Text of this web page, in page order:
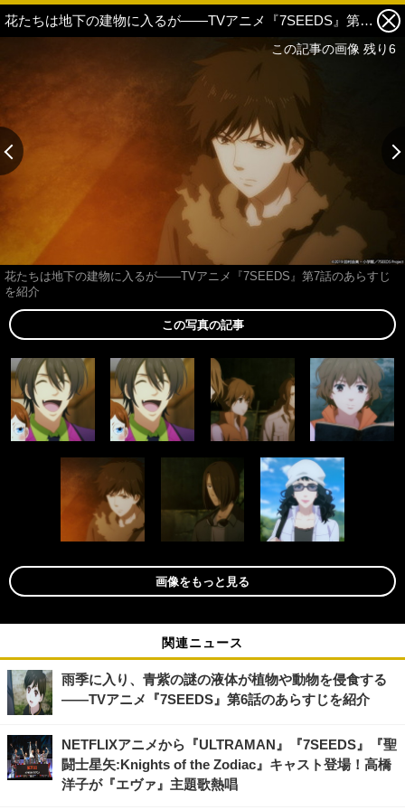
花たちは地下の建物に入るが――TVアニメ『7SEEDS』第7話のあらすじを紹介 5枚目の写真・画像
花たちは地下の建物に入るが――TVアニメ『7SEEDS』第7話のあらすじ
を紹介
この写真の記事
画像をもっと見る
関連ニュース
雨季に入り、青紫の謎の液体が植物や動物を侵食する
――TVアニメ『7SEEDS』第6話のあらすじを紹介
NETFLIXアニメから『ULTRAMAN』『7SEEDS』『聖
闘士星矢:Knights of the Zodiac』キャスト登場！高橋
洋子が『エヴァ』主題歌熱唱
この記事の画像 残り6